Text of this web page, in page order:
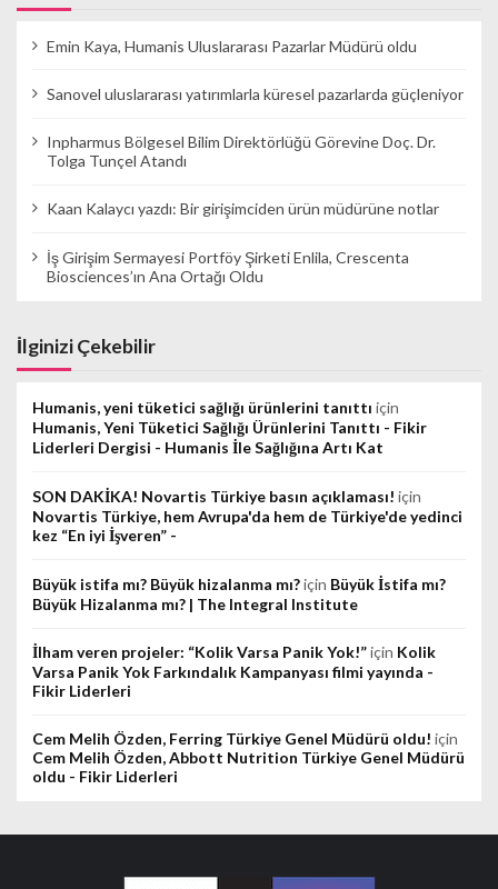
Emin Kaya, Humanis Uluslararası Pazarlar Müdürü oldu
Sanovel uluslararası yatırımlarla küresel pazarlarda güçleniyor
Inpharmus Bölgesel Bilim Direktörlüğü Görevine Doç. Dr.
Tolga Tunçel Atandı
Kaan Kalaycı yazdı: Bir girişimciden ürün müdürüne notlar
İş Girişim Sermayesi Portföy Şirketi Enlila, Crescenta
Biosciences’ın Ana Ortağı Oldu
İlginizi Çekebilir
Humanis, yeni tüketici sağlığı ürünlerini tanıttı için
Humanis, Yeni Tüketici Sağlığı Ürünlerini Tanıttı - Fikir
Liderleri Dergisi - Humanis İle Sağlığına Artı Kat
SON DAKİKA! Novartis Türkiye basın açıklaması! için
Novartis Türkiye, hem Avrupa'da hem de Türkiye'de yedinci
kez “En iyi İşveren” -
Büyük istifa mı? Büyük hizalanma mı?için Büyük İstifa mı?
Büyük Hizalanma mı? | The Integral Institute
İlham veren projeler: “Kolik Varsa Panik Yok!”için Kolik
Varsa Panik Yok Farkındalık Kampanyası filmi yayında -
Fikir Liderleri
Cem Melih Özden, Ferring Türkiye Genel Müdürü oldu! için
Cem Melih Özden, Abbott Nutrition Türkiye Genel Müdürü
oldu - Fikir Liderleri